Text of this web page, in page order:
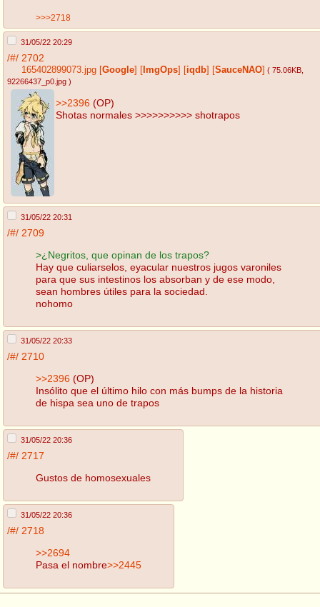
>>>2718
31/05/22 20:29
/#/ 2702
165402899073.jpg Google ImgOps iqdb SauceNAO ( 75.06KB,
92266437_p0.jpg )
>>2396 (OP)
Shotas normales >>>>>>>>>> shotrapos
31/05/22 20:31
/#/ 2709
>¿Negritos, que opinan de los trapos?
Hay que culiarselos, eyacular nuestros jugos varoniles
para que sus intestinos los absorban y de ese modo,
sean hombres útiles para la sociedad.
nohomo
31/05/22 20:33
/#/ 2710
>>2396 (OP)
Insólito que el último hilo con más bumps de la historia
de hispa sea uno de trapos
31/05/22 20:36
/#/ 2717
Gustos de homosexuales
31/05/22 20:36
/#/ 2718
>>2694
Pasa el nombre>>2445